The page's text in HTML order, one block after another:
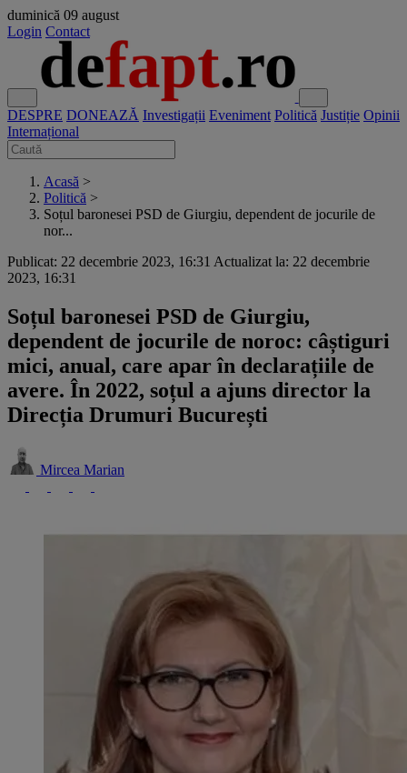
duminică 09 august
Login Contact
DESPRE DONEAZĂ Investigații Eveniment Politică Justiție Opinii
Internațional
Acasă >
Politică >
Soțul baronesei PSD de Giurgiu, dependent de jocurile de
nor...
Publicat: 22 decembrie 2023, 16:31 Actualizat la: 22 decembrie
2023, 16:31
Soțul baronesei PSD de Giurgiu,
dependent de jocurile de noroc: câștiguri
mici, anual, care apar în declarațiile de
avere. În 2022, soțul a ajuns director la
Direcția Drumuri București
Mircea Marian